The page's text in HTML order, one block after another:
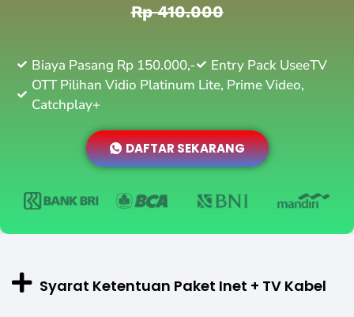
Rp 410.000
Biaya Pasang Rp 150.000,-
Entry Pack UseeTV
OTT Pilihan Vidio Platinum Lite, Prime Video,
Catchplay+
DAFTAR SEKARANG
Syarat Ketentuan Paket Inet + TV Kabel